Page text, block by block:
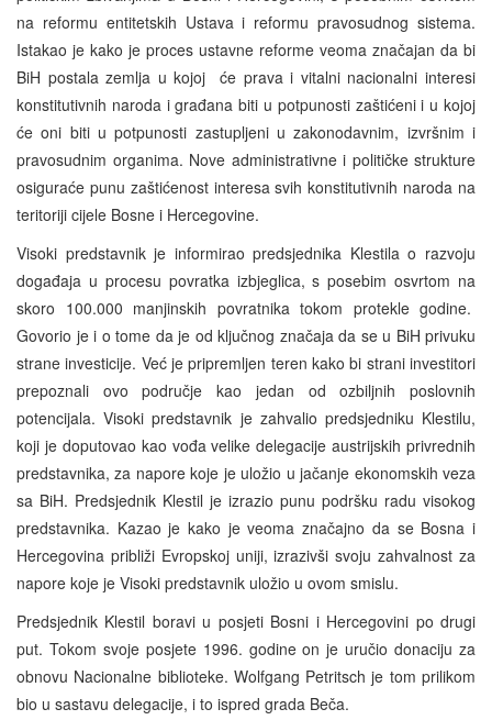
na reformu entitetskih Ustava i reformu pravosudnog sistema.
Istakao je kako je proces ustavne reforme veoma značajan da bi
BiH postala zemlja u kojoj će prava i vitalni nacionalni interesi
konstitutivnih naroda i građana biti u potpunosti zaštićeni i u kojoj
će oni biti u potpunosti zastupljeni u zakonodavnim, izvršnim i
pravosudnim organima. Nove administrativne i političke strukture
osiguraće punu zaštićenost interesa svih konstitutivnih naroda na
teritoriji cijele Bosne i Hercegovine.
Visoki predstavnik je informirao predsjednika Klestila o razvoju
događaja u procesu povratka izbjeglica, s posebim osvrtom na
skoro 100.000 manjinskih povratnika tokom protekle godine.
Govorio je i o tome da je od ključnog značaja da se u BiH privuku
strane investicije. Već je pripremljen teren kako bi strani investitori
prepoznali ovo područje kao jedan od ozbiljnih poslovnih
potencijala. Visoki predstavnik je zahvalio predsjedniku Klestilu,
koji je doputovao kao vođa velike delegacije austrijskih privrednih
predstavnika, za napore koje je uložio u jačanje ekonomskih veza
sa BiH. Predsjednik Klestil je izrazio punu podršku radu visokog
predstavnika. Kazao je kako je veoma značajno da se Bosna i
Hercegovina približi Evropskoj uniji, izrazivši svoju zahvalnost za
napore koje je Visoki predstavnik uložio u ovom smislu.
Predsjednik Klestil boravi u posjeti Bosni i Hercegovini po drugi
put. Tokom svoje posjete 1996. godine on je uručio donaciju za
obnovu Nacionalne biblioteke. Wolfgang Petritsch je tom prilikom
bio u sastavu delegacije, i to ispred grada Beča.